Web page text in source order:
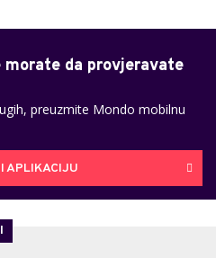
morate da provjeravate
preuzmite Mondo mobilnu
APLIKACIJU